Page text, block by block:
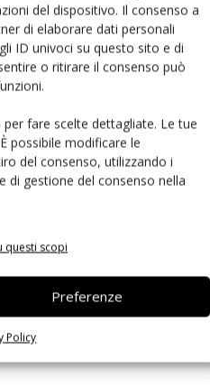
del dispositivo. Il consenso a
di elaborare dati personali
ID univoci su questo sito e di
o ritirare il consenso può
fare scelte dettagliate. Le tue
possibile modificare le
del consenso, utilizzando i
di gestione del consenso nella
questi scopi
Preferenze
Policy